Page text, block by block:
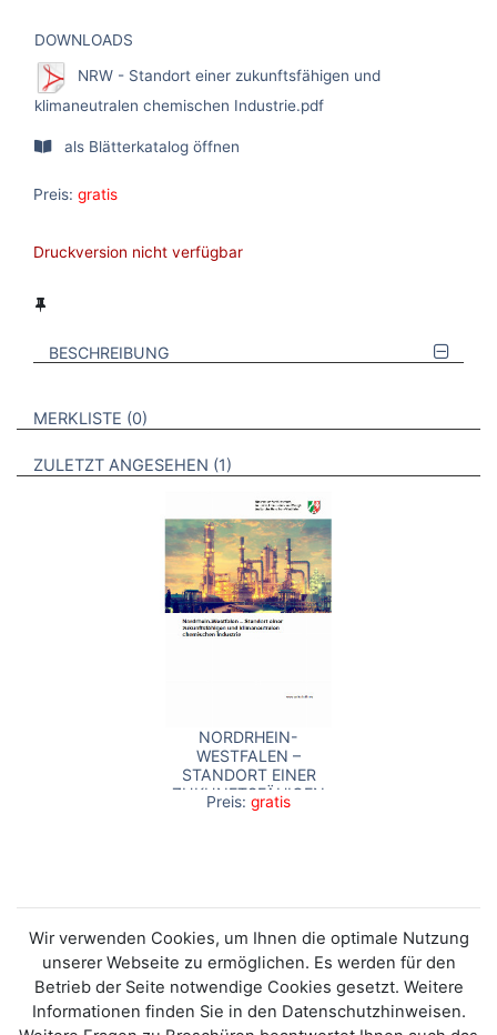
DOWNLOADS
NRW - Standort einer zukunftsfähigen und
klimaneutralen chemischen Industrie.pdf
als Blätterkatalog öffnen
Preis: gratis
Druckversion nicht verfügbar
BESCHREIBUNG
VERWEISE AUF VERMERKTE- ODER ZULETZT ANGESEHENE
MERKLISTE 0 BROSCHÜREN
ZULETZT ANGESEHEN 1 BROSCHÜREN
NORDRHEIN-
WESTFALEN –
STANDORT EINER
ZUKUNFTSFÄHIGEN
UND
Preis: gratis
Wir verwenden Cookies, um Ihnen die optimale Nutzung
unserer Webseite zu ermöglichen. Es werden für den
Betrieb der Seite notwendige Cookies gesetzt. Weitere
Informationen finden Sie in den Datenschutzhinweisen.